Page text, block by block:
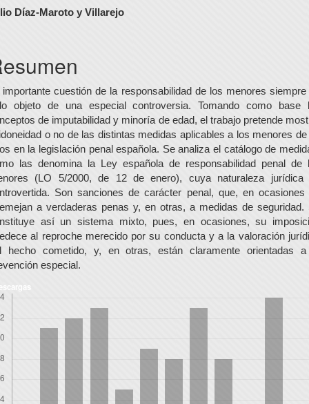
Díaz-Maroto y Villarejo
importante cuestión de la responsabilidad de los menores siempre
objeto de una especial controversia. Tomando como base
de imputabilidad y minoría de edad, el trabajo pretende
o no de las distintas medidas aplicables a los menores de
en la legislación penal española. Se analiza el catálogo de
las denomina la Ley española de responsabilidad penal de
(LO 5/2000, de 12 de enero), cuya naturaleza jurídica
Son sanciones de carácter penal, que, en ocasiones
a verdaderas penas y, en otras, a medidas de seguridad.
así un sistema mixto, pues, en ocasiones, su
al reproche merecido por su conducta y a la valoración
hecho cometido, y, en otras, están claramente orientadas
especial.